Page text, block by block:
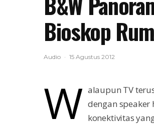
Bioskop
Audio · 15 Agustus 2012
W alaupun TV
dengan
konektivitas